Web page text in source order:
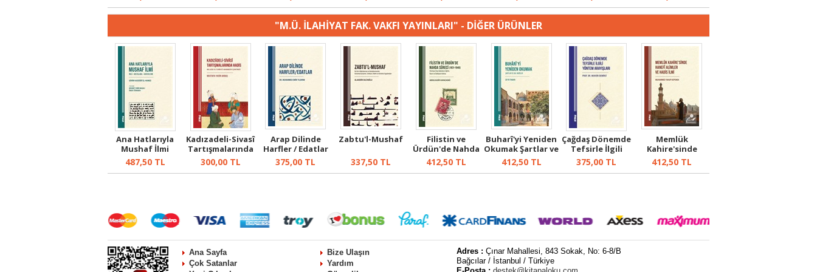
Klas...
"M.Ü. İLAHİYAT FAK. VAKFI YAYINLARI" - DİĞER ÜRÜNLER
Ana Hatlarıyla
Mushaf İlmi
487,50TL
Kadızadeli-Sivasî
Tartışmalarında
Hadis ...
300,00TL
Arap Dilinde
Harfler / Edatlar
375,00 TL
Zabtu'l-Mushaf
337,50 TL
Filistin ve
Ürdün'de Nahda
Süreci (1831-...
412,50TL
Buharî'yi Yeniden
Okumak Şartlar ve
Asil...
412,50TL
Çağdaş Dönemde
Tefsirle İlgili
Yöntem Ar...
375,00 TL
Memlük
Kahire'sinde
Hanefî Alimler ve
Ha...
412,50 TL
Ana Sayfa
Çok Satanlar
Bize Ulaşın
Yardım
Adres :Çınar Mahallesi, 843 Sokak, No: 6-8/B
Bağcılar / İstanbul / Türkiye